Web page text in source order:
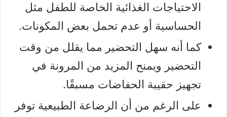
الاحتياجات الغذائية الخاصة للطفل مثل
الحساسية أو عدم تحمل بعض المكونات.
كما أنه سهل التحضير مما يقلل من وقت
التحضير ويمنح المزيد من المرونة في
تجهيز حقيبة الحفاضات مسبقًا.
على الرغم من أن الرضاعة الطبيعية توفر